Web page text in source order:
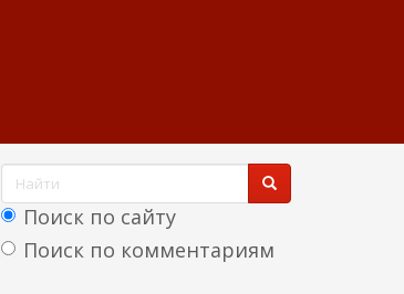
Ф
о
р
Поиск по сайту
Поиск по комментариям